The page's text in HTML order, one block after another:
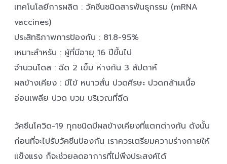
เทคโนโลยีการผลิต : วัคซีนชนิดสารพันธุกรรม (mRNA
vaccines)
ประสิทธิภาพการป้องกัน : 81.8-95%
เหมาะสำหรับ : ผู้ที่มีอายุ 16 ปีขึ้นไป
จำนวนโดส : ฉีด 2 เข็ม ห่างกัน 3 สัปดาห์
ผลข้างเคียง : มีไข้ หนาวสั่น ปวดศีรษะ ปวดกล้ามเนื้อ
อ่อนเพลีย ปวด บวม บริเวณที่ฉีด
วัคซีนโควิด-19 ทุกชนิดมีผลข้างเคียงที่แตกต่างกัน ดังนั้น
ก่อนที่จะไปรับวัคซีนป้องกัน เราควรเตรียมความร่างกายให้
แข็งแรง ก็จะช่วยลดอาการที่ไม่พึงประสงค์ได้